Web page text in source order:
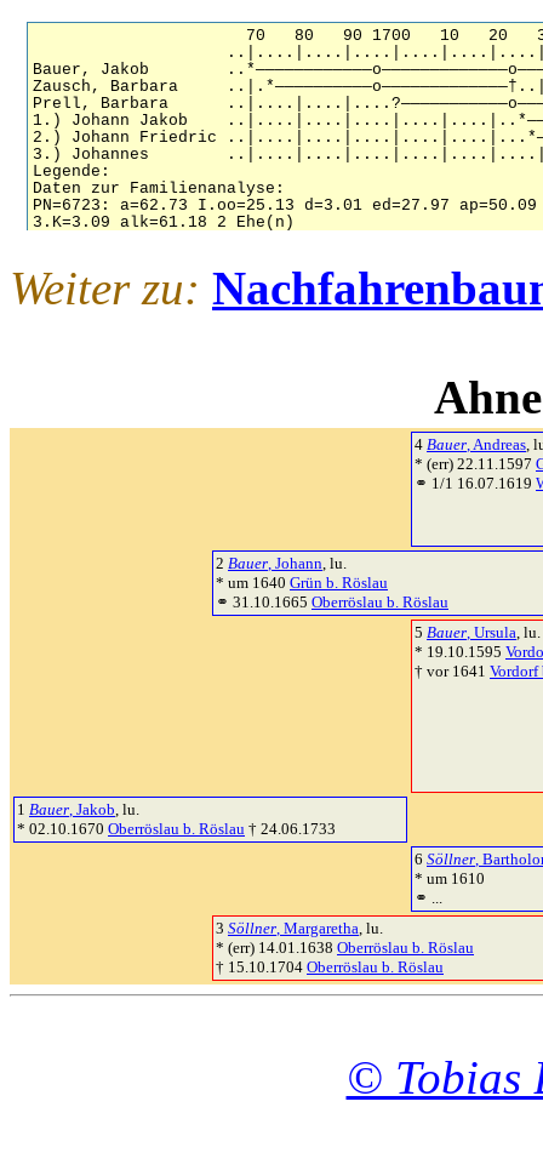
Weiter zu:
4 Bauer, Andreas,
* (err) 22.11.1597
⚭ 1/1 16.07.1619
2 Bauer, Johann, lu.
* um 1640 Grün b. Röslau
⚭ 31.10.1665 Oberröslau b. Röslau
5 Bauer, Ursula, lu.
* 19.10.1595
† vor 1641 Vordorf
1 Bauer, Jakob, lu.
* 02.10.1670 Oberröslau b. Röslau † 24.06.1733
6 Söllner,
* um 1610
⚭ ...
3 Söllner, Margaretha, lu.
* (err) 14.01.1638 Oberröslau b. Röslau
† 15.10.1704 Oberröslau b. Röslau
© Tobias